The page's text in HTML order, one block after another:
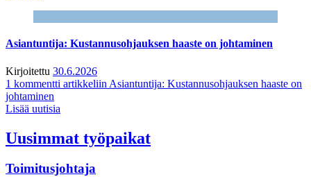
Asiantuntija: Kustannusohjauksen haaste on johtaminen
Kirjoitettu 30.6.2026
1 kommentti artikkeliin Asiantuntija: Kustannusohjauksen haaste on
johtaminen
Lisää uutisia
Uusimmat työpaikat
Toimitusjohtaja